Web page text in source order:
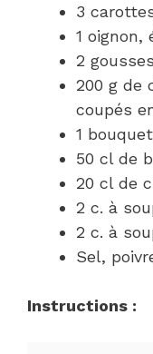
3
1 oignon,
2
200 g de
coupés
1
50 cl de
20 cl de
2 c. à
2 c. à
Sel,
Instructions :